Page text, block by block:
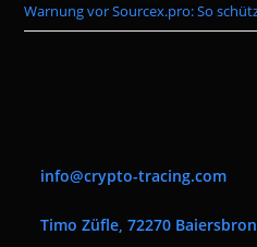
Warnung vor Sourcex.pro: So
info@crypto-tracing.com
Timo Züfle, 72270